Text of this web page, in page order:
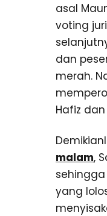
asal
voting
dan
merah.
Hafiz
malam,
yang